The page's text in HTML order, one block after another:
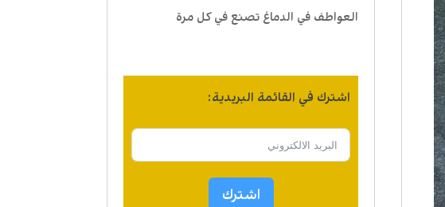
العواطف في الدماغ تصنع في كل مرة
اشترك في القائمة البريدية:
اشترك